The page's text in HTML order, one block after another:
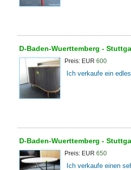
D-Baden-Wuerttemberg -
Preis: EUR 600
Ich verkaufe ein
D-Baden-Wuerttemberg -
Preis: EUR 650
Ich verkaufe einen